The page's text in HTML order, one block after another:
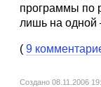
программы по
лишь на одной
( 9
Создано 08.11.2006